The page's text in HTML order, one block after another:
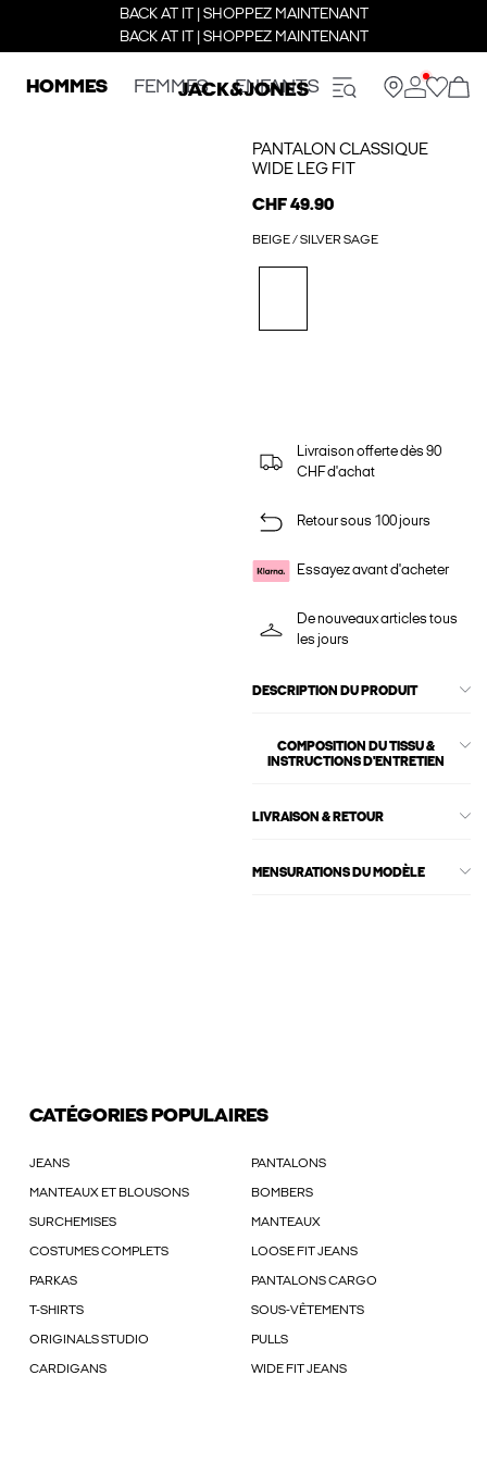
BACK AT IT | SHOPPEZ MAINTENANT
BACK AT IT | SHOPPEZ MAINTENANT
HOMMES FEMMES ENFANTS
PANTALON CLASSIQUE
WIDE LEG FIT
CHF 49.90
BEIGE / SILVER SAGE
Livraison offerte dès 90
CHF d'achat
Retour sous 100 jours
Essayez avant d'acheter
De nouveaux articles tous
les jours
DESCRIPTION DU PRODUIT
COMPOSITION DU TISSU &
INSTRUCTIONS D'ENTRETIEN
LIVRAISON & RETOUR
MENSURATIONS DU MODÈLE
CATÉGORIES POPULAIRES
JEANS PANTALONS
MANTEAUX ET BLOUSONS BOMBERS
SURCHEMISES MANTEAUX
COSTUMES COMPLETS LOOSE FIT JEANS
PARKAS PANTALONS CARGO
T-SHIRTS SOUS-VÊTEMENTS
ORIGINALS STUDIO PULLS
CARDIGANS WIDE FIT JEANS